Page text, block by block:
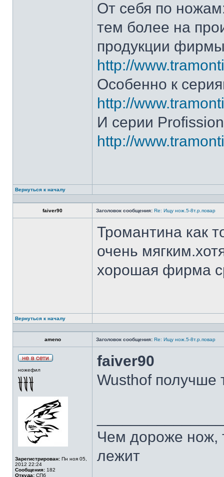
От себя по
тем более на
продукции
http://
Особенно к
http://
И серии
http://
Вернуться к началу
faiver90 Заголовок сообщения: Re: Ищу нож.5-8т.р.повар
Тромантина как
очень
хорошая фирма
Вернуться к началу
ameno Заголовок сообщения: Re: Ищу нож.5-8т.р.повар
ножефил
Зарегистрирован: Пн ноя 05,
2012 22:24
Сообщения: 182
Откуда: СПб
faiver90
Wusthof получше
Чем дороже нож,
лежит